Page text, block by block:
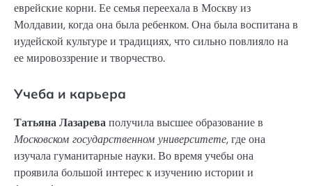
еврейские корни. Ее семья переехала в Москву из
Молдавии, когда она была ребенком. Она была воспитана в
иудейской культуре и традициях, что сильно повлияло на
ее мировоззрение и творчество.
Учеба и карьера
Татьяна Лазареваполучила высшее образование в
Московском государственном университете, где она
изучала гуманитарные науки. Во время учебы она
проявила большой интерес к изучению истории и